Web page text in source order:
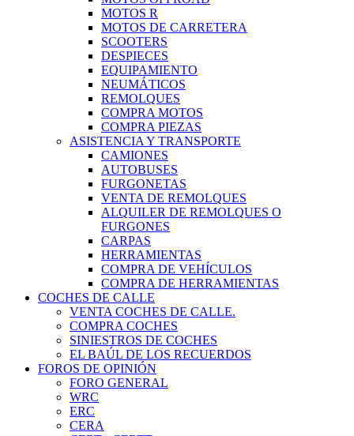
MOTOS R
MOTOS DE CARRETERA
SCOOTERS
DESPIECES
EQUIPAMIENTO
NEUMÁTICOS
REMOLQUES
COMPRA MOTOS
COMPRA PIEZAS
ASISTENCIA Y TRANSPORTE
CAMIONES
AUTOBUSES
FURGONETAS
VENTA DE REMOLQUES
ALQUILER DE REMOLQUES O
FURGONES
CARPAS
HERRAMIENTAS
COMPRA DE VEHÍCULOS
COMPRA DE HERRAMIENTAS
COCHES DE CALLE
VENTA COCHES DE CALLE.
COMPRA COCHES
SINIESTROS DE COCHES
EL BAÚL DE LOS RECUERDOS
FOROS DE OPINIÓN
FORO GENERAL
WRC
ERC
CERA